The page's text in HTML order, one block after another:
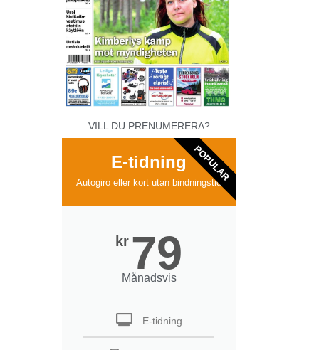
VILL DU PRENUMERERA?
E-tidning
Autogiro eller kort utan bindningstid
kr 79
Månadsvis
E-tidning
POPULAR